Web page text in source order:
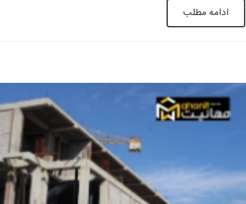
علاوه براین سقف وافل به سادگی و […]
ادامه مطلب